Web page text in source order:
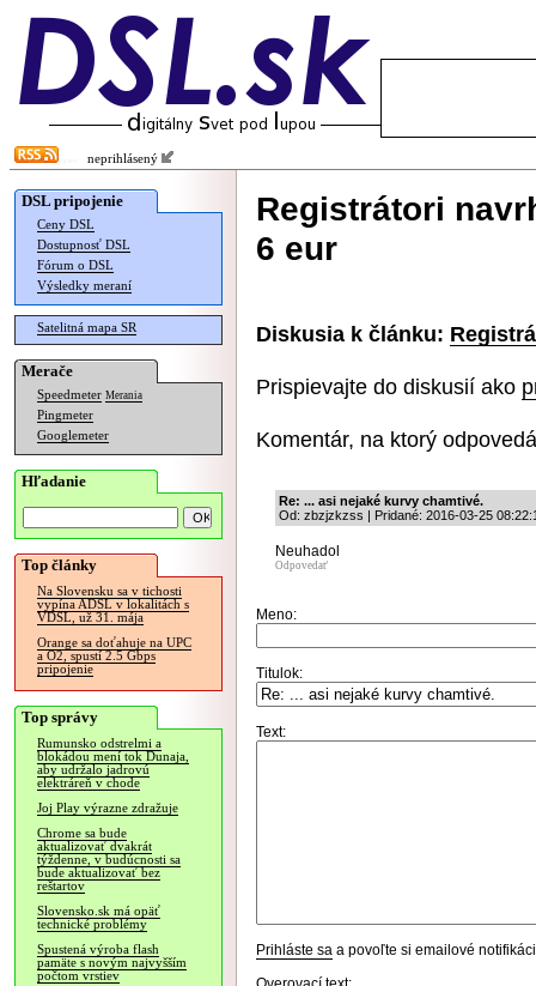
neprihlásený
DSL pripojenie
Ceny DSL
Dostupnosť DSL
Fórum o DSL
Výsledky meraní
Satelitná mapa SR
Merače
Speedmeter Merania
Pingmeter
Googlemeter
Hľadanie
Top články
Na Slovensku sa v tichosti
vypína ADSL v lokalitách s
VDSL, už 31. mája
Orange sa doťahuje na UPC
a O2, spustí 2.5 Gbps
pripojenie
Top správy
Rumunsko odstrelmi a
blokádou mení tok Dunaja,
aby udržalo jadrovú
elektráreň v chode
Joj Play výrazne zdražuje
Chrome sa bude
aktualizovať dvakrát
týždenne, v budúcnosti sa
bude aktualizovať bez
reštartov
Slovensko.sk má opäť
technické problémy
Spustená výroba flash
pamäte s novým najvyšším
počtom vrstiev
Registrátori
6 eur
Diskusia k článku:
Prispievajte do diskusií ako
Komentár, na ktorý
Re: ... asi nejaké kurvy chamtivé.
Od: zbzjzkzss | Pridané: 2016-03-25
Neuhadol
Odpovedať
Meno:
Titulok:
Text:
Prihláste sa a povoľte si emailové